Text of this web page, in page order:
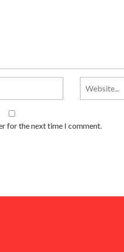
for the next time I comment.